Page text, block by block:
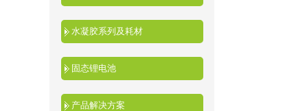
水凝胶系列及耗材
固态锂电池
产品解决方案